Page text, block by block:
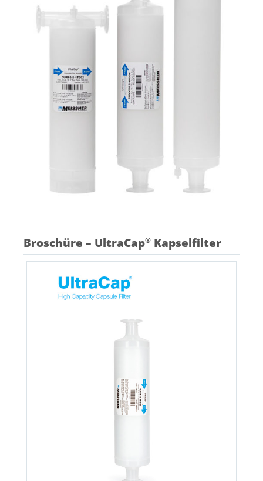
Broschüre – UltraCap® Kapselfilter